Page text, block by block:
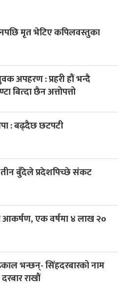
मृत भेटिए कपिलवस्तुका
अपहरण : प्रहरी हौं भन्दै
बित्दा छैन अत्तोपत्तो
: बढ्दैछ छटपटी
बुँदेले प्रदेशपिच्छे संकट
आकर्षण, एक वर्षमा ४ लाख २०
भन्छन्- सिंहदरबारको नाम
राखौं